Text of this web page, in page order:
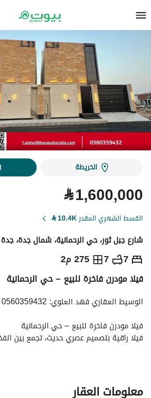
الخريطة
⃁1,600,000
القسط الشهري المقدر10.4K
⃁
شارع جبل ثور، حي الرحمانية، شمال جدة، جدة
7
7 275 م2 ⃁
1,600,000
التفاصيل معلومات ترخيص الإعلان
فيلا مودرن فاخرة للبيع – حي الرحمانية
الوسيط العقاري فهد العلوي: 0560359432
فيلا مودرن فاخرة للبيع – حي الرحمانية
مساحة البناء : 275.8 م²
معلومات العقار